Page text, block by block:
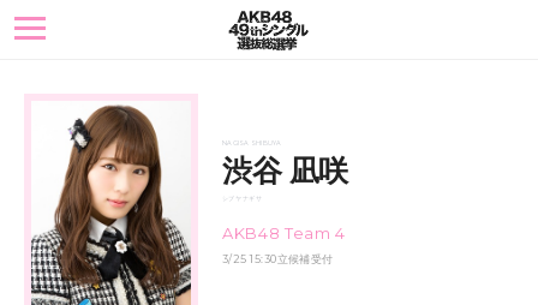
toggle
navigation
NAGISA SHIBUYA
渋谷 凪咲
シブヤ ナギサ
AKB48 Team 4
3/25 15:30立候補受付